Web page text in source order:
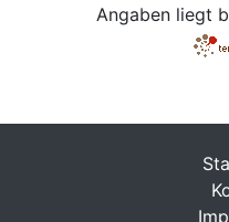
Angaben liegt